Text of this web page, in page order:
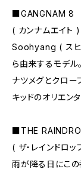
■GANGNAM 8
( カンナムエイト )
Soohyang ( スヒ
ら由来するモデル。
ナツメグとクロー
キッドのオリエン
■THE
( ザ・レインドロッ
雨が降る日にこ